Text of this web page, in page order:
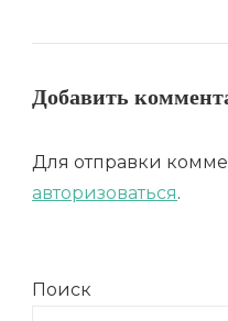
Добавить
Для отправки
авторизоваться.
Поиск